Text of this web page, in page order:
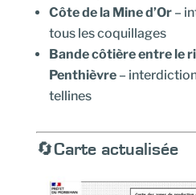
Côte de la Mine d’Or–
tous les coquillages
Bande côtière entre le
Penthièvre–
tellines
🔄Carte actualisée